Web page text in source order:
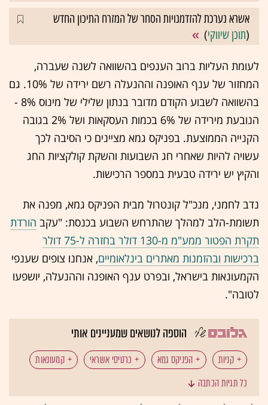
אשרא נערכת להזדמנויות הסחר של המזרח התיכון החדש
(תוכן שיווקי)
לעומת העליות ברוב הענפים בהשוואה לשנה שעברה,
המחזור של ענף האופנה וההנעלה רשם ירידה של 10%. גם
בהשוואה לשבוע הקודם מדובר בנתון שלילי של מינוס 8% -
הנובעת מירידה של 6% בכמות העסקאות ושל 2% בגובה
הקנייה הממוצעת. בפניקס גמא מציינים כי הסיבה לכך
עשויה להיות שאחרי חג השבועות והשקת קולקציות החג
והקיץ יש ירידה טבעית במספר הרכישות.
נדב לחמני, מנכ"ל קונטרול מבית הפניקס גמא, מפנה את
תשומת-הלב למהלך שהתרחש השבוע בכנסת: "עקב הורדת
תקרת הפטור ממע"מ מ-130 דולר בחזרה ל-75 דולר
ברכישות ובהזמנות מאתרים בינלאומיים, אנחנו צופים שענפי
הקמעונאות בישראל, ובפרט ענף האופנה וההנעלה, יושפעו
לטובה".
הוספה לנושאים שמעניינים אותי
קניות הפניקס גמא כרטיסי אשראי קמעונאות
כל תגיות הכתבה